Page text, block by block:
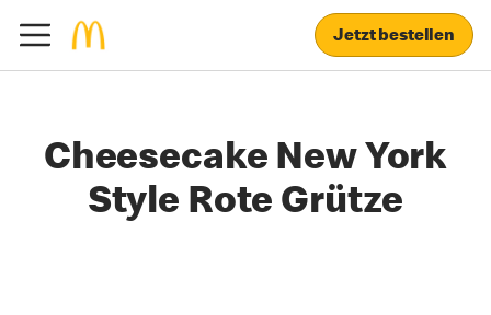
Jetzt bestellen
Cheesecake New York
Style Rote Grütze